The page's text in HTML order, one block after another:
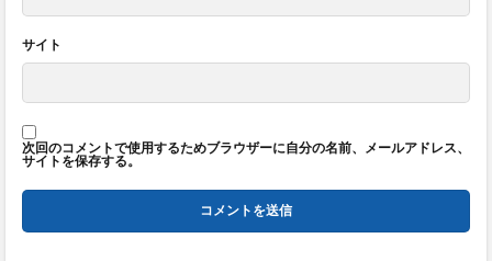
サイト
次回のコメントで使用するためブラウザーに自分の名前、メールアドレス、
サイトを保存する。